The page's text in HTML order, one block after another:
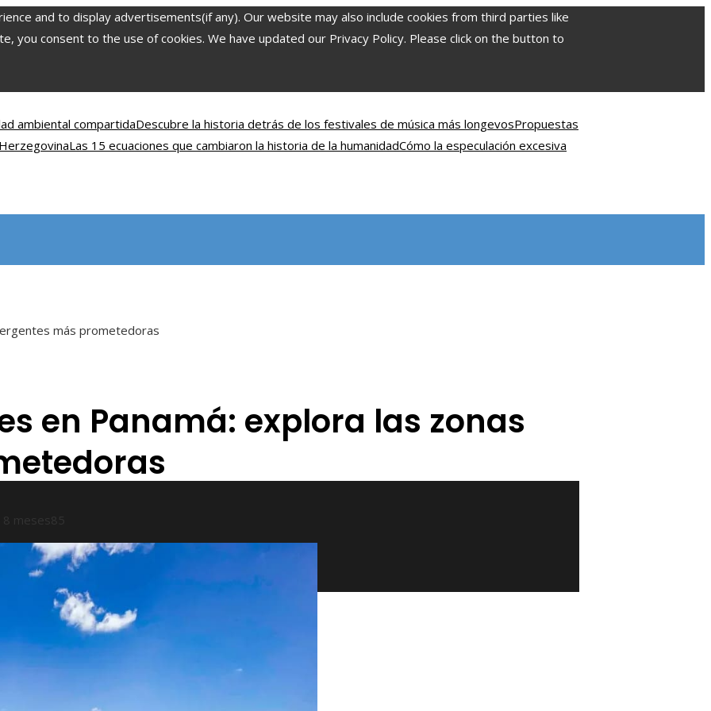
and to display advertisements(if any). Our website may also include cookies from third parties like
you consent to the use of cookies. We have updated our Privacy Policy. Please click on the button to
ambiental compartidaDescubre la historia detrás de los festivales de música más longevosPropuestas
Las 15 ecuaciones que cambiaron la historia de la humanidadCómo la especulación excesiva
más prometedoras
en Panamá: explora las zonas
8 meses